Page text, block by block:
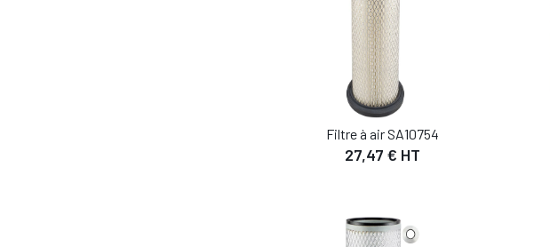
Filtre à air SA10754
27,47 € HT
AJOUTER AU PANIER